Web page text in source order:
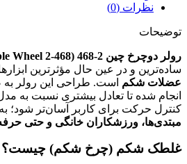
نظرات (0)
توضیحات
رولر دوچرخ چین 2-468 (Ab Roller Double Wheel 2-468)
ساده‌ترین و در عین حال مؤثرترین
عضلات شکم است. طراحی این رولر
انجام شده تا تعادل بیشتری نسبت به
کنترل حرکت برای کاربر آسان‌تر شود؛
مبتدی‌ها، ورزشکاران خانگی و حتی
غلطک شکم (چرخ شکم) چیست؟